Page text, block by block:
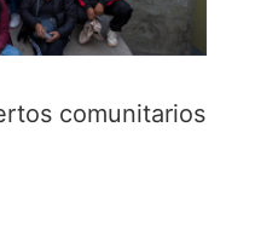
comunitarios